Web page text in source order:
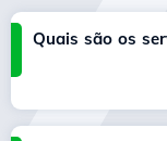
Quais são os